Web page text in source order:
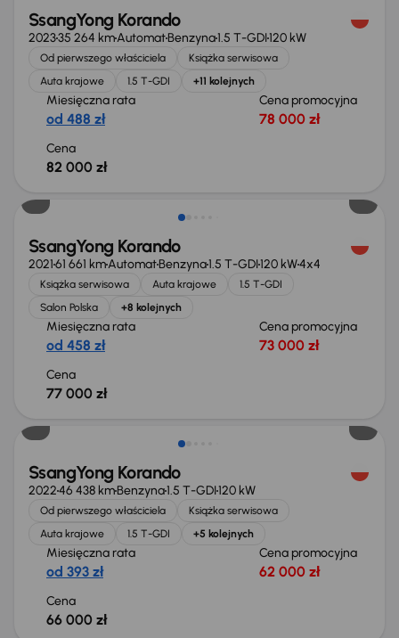
SsangYong Korando
202335 264 kmAutomatBenzyna1.5 T-GDI120 kW
Od pierwszego właściciela
Książka serwisowa
Auta krajowe
1.5 T-GDI +11 kolejnych
Miesięczna rata
od 488 zł
Cena promocyjna
78 000 zł
Cena
82 000 zł
Świeżo skupione
SsangYong Korando
202161 661 kmAutomatBenzyna1.5 T-GDI120 kW4x4
Książka serwisowa Auta krajowe
1.5 T-GDI
Salon Polska
+8 kolejnych
Miesięczna rata
od 458 zł
Cena promocyjna
73 000 zł
Cena
77 000 zł
SsangYong Korando
202246 438 kmBenzyna1.5 T-GDI120 kW
Od pierwszego właściciela
Książka serwisowa
Auta krajowe
1.5 T-GDI +5 kolejnych
Miesięczna rata
od 393 zł
Cena promocyjna
62 000 zł
Cena
66 000 zł
Świeżo skupione